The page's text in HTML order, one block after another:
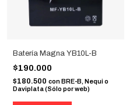
Batería Magna YB10L-B
$190.000
$180.500 con BRE-B, Nequi o
Daviplata (Sólo por web)